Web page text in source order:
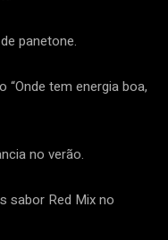
panetone.
“Onde tem energia boa,
no verão.
sabor Red Mix no